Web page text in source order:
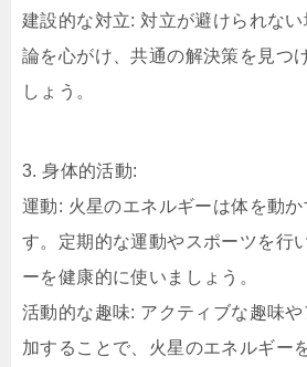
建設的な対立: 対立が避けられな
論を心がけ、共通の解決策を見つ
しょう。
3. 身体的活動:
運動: 火星のエネルギーは体を動
す。定期的な運動やスポーツを行
ーを健康的に使いましょう。
活動的な趣味: アクティブな趣味
加することで、火星のエネルギー